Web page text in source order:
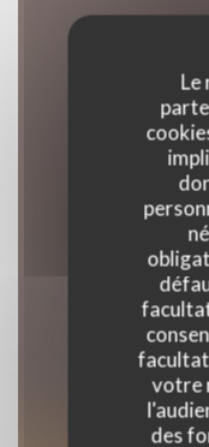
Le
votre
des
Au